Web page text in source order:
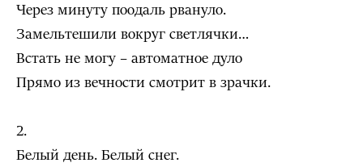
Через минуту поодаль рвануло.
Замельтешили вокруг светлячки…
Встать не могу – автоматное дуло
Прямо из вечности смотрит в зрачки.
2.
Белый день. Белый снег.